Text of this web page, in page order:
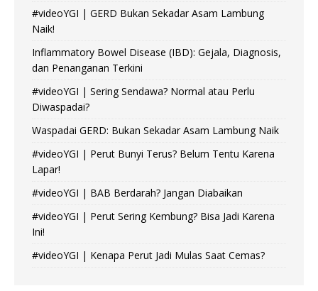
#videoYGI | GERD Bukan Sekadar Asam Lambung
Naik!
Inflammatory Bowel Disease (IBD): Gejala, Diagnosis,
dan Penanganan Terkini
#videoYGI | Sering Sendawa? Normal atau Perlu
Diwaspadai?
Waspadai GERD: Bukan Sekadar Asam Lambung Naik
#videoYGI | Perut Bunyi Terus? Belum Tentu Karena
Lapar!
#videoYGI | BAB Berdarah? Jangan Diabaikan
#videoYGI | Perut Sering Kembung? Bisa Jadi Karena
Ini!
#videoYGI | Kenapa Perut Jadi Mulas Saat Cemas?